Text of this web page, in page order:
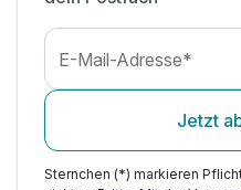
E-Mail-Adresse*
Jetzt
Sternchen (*) markieren